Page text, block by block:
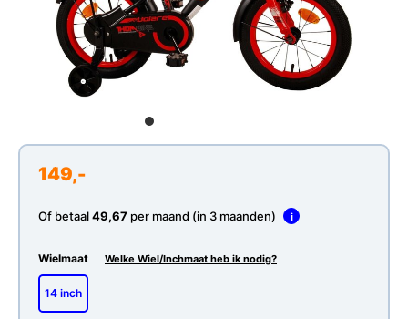
149,-
Of betaal49,67 per maand (in 3 maanden) i
Wielmaat Welke Wiel/Inchmaat heb ik nodig?
14 inch